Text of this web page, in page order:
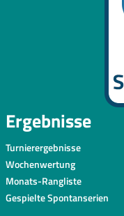
Ergebnisse
Turnierergebnisse
Wochenwertung
Monats-Rangliste
Gespielte Spontanserien